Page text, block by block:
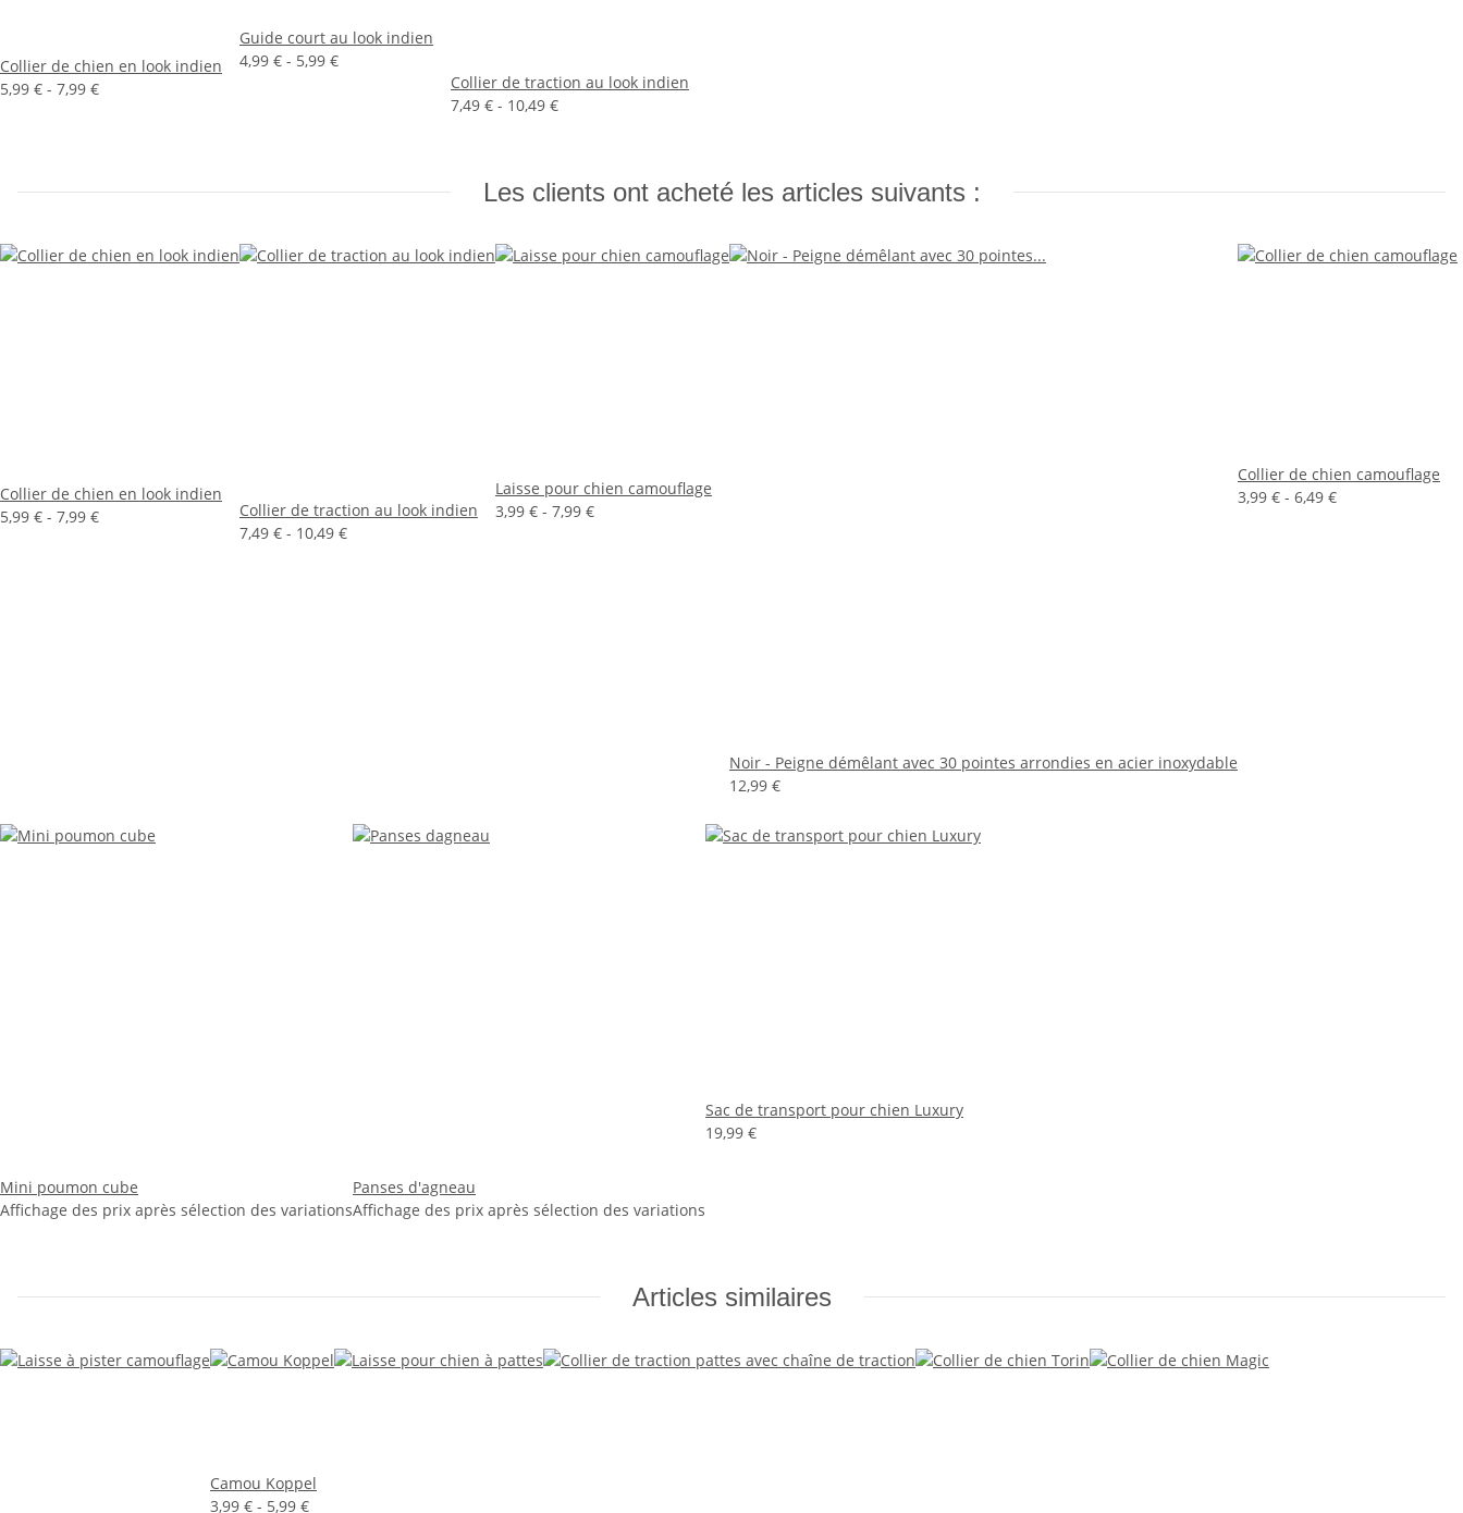
Collier de chien en look indien
5,99 € - 7,99 €
Guide court au look indien
4,99 € - 5,99 €
Collier de traction au look indien
7,49 € - 10,49 €
Les clients ont acheté les articles suivants :
Collier de chien en look indien
5,99 € - 7,99 €
Collier de traction au look indien
7,49 € - 10,49 €
Laisse pour chien camouflage
3,99 € - 7,99 €
Noir - Peigne démêlant avec 30 pointes arrondies en acier inoxydable
12,99 €
Collier de chien camouflage
3,99 € - 6,49 €
Mini poumon cube
Affichage des prix après sélection des variations
Panses d'agneau
Affichage des prix après sélection des variations
Sac de transport pour chien Luxury
19,99 €
Articles similaires
Camou Koppel
3,99 € - 5,99 €